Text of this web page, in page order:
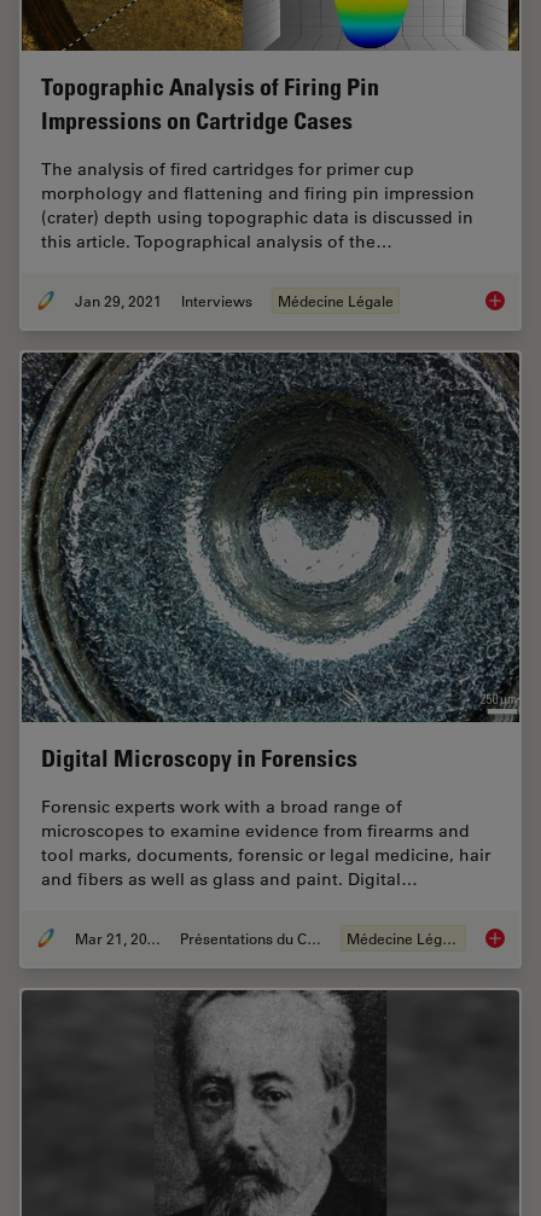
Topographic Analysis of Firing Pin
Impressions on Cartridge Cases
The analysis of fired cartridges for primer cup
morphology and flattening and firing pin impression
(crater) depth using topographic data is discussed in
this article. Topographical analysis of the…
Jan 29, 2021 Interviews Médecine Légale
Digital Microscopy in Forensics
Forensic experts work with a broad range of
microscopes to examine evidence from firearms and
tool marks, documents, forensic or legal medicine, hair
and fibers as well as glass and paint. Digital…
Mar 21, 2016 Présentations du CSF Médecine Légale Digital